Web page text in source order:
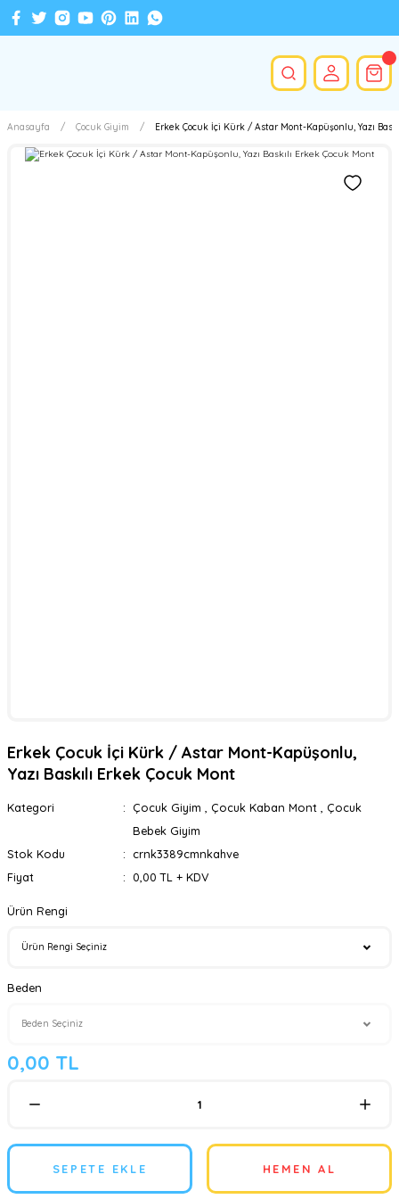
Anasayfa Çocuk Giyim Erkek Çocuk İçi Kürk / Astar Mont-Kapüşonlu, Yazı
Erkek Çocuk İçi Kürk / Astar Mont-Kapüşonlu,
Yazı Baskılı Erkek Çocuk Mont
Kategori Çocuk Giyim Çocuk Kaban Mont
Çocuk
Bebek Giyim
Stok Kodu
crnk3389cmnkahve
Fiyat
0,00 TL + KDV
Ürün Rengi
Beden
0,00 TL
SEPETE EKLE HEMEN AL